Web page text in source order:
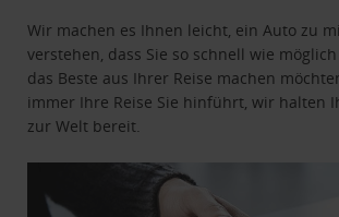
Wir machen es Ihnen leicht, ein Auto zu
verstehen, dass Sie so schnell wie
das Beste aus Ihrer Reise machen
immer Ihre Reise Sie hinführt, wir halten
zur Welt bereit.